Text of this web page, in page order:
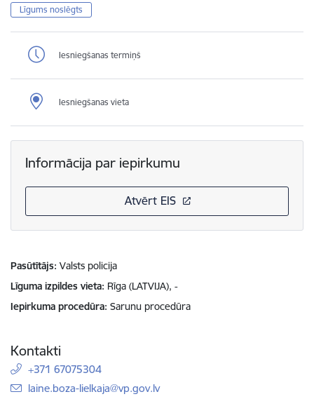
Līgums noslēgts
Iesniegšanas termiņš
Iesniegšanas vieta
Informācija par iepirkumu
Atvērt EIS
Pasūtītājs Valsts policija
Līguma izpildes vieta Rīga (LATVIJA), -
Iepirkuma procedūra Sarunu procedūra
Kontakti
+371 67075304
E-pasts:
laine.boza-lielkaja@vp.gov.lv